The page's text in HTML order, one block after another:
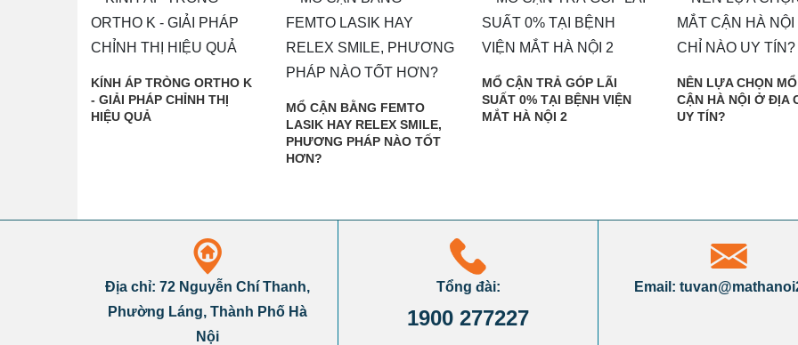
KÍNH ÁP TRÒNG ORTHO K
- GIẢI PHÁP CHỈNH THỊ
HIỆU QUẢ
MỔ CẬN BẰNG FEMTO
LASIK HAY RELEX SMILE,
PHƯƠNG PHÁP NÀO TỐT
HƠN?
MỔ CẬN TRẢ GÓP LÃI
SUẤT 0% TẠI BỆNH VIỆN
MẮT HÀ NỘI 2
NÊN LỰA CHỌN
CẬN HÀ NỘI Ở ĐỊA
UY TÍN?
Địa chỉ: 72 Nguyễn Chí Thanh,
Phường Láng, Thành Phố Hà
Nội
Tổng đài:
1900 277227
Email: